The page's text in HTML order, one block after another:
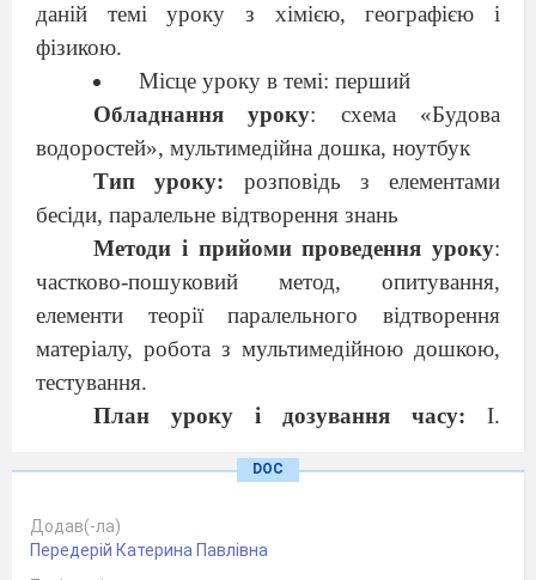
даній темі уроку з хімією, географією і
фізикою.
Місце уроку в темі: перший
Обладнання уроку: схема «Будова
водоростей», мультимедійна дошка, ноутбук
Тип уроку: розповідь з елементами
бесіди, паралельне відтворення знань
Методи і прийоми проведення уроку:
частково-пошуковий метод, опитування,
елементи теорії паралельного відтворення
матеріалу, робота з мультимедійною дошкою,
тестування.
План уроку і дозування часу: І.
Перевірка знань учнів 5 хв., ІІІ. Пояснення
нового матеріалу 25 хв., ІV. Підбиття
підсумків по даній темі на уроці 8 хв., V.
DOC
Додав(-ла)
Передерій Катерина Павлівна